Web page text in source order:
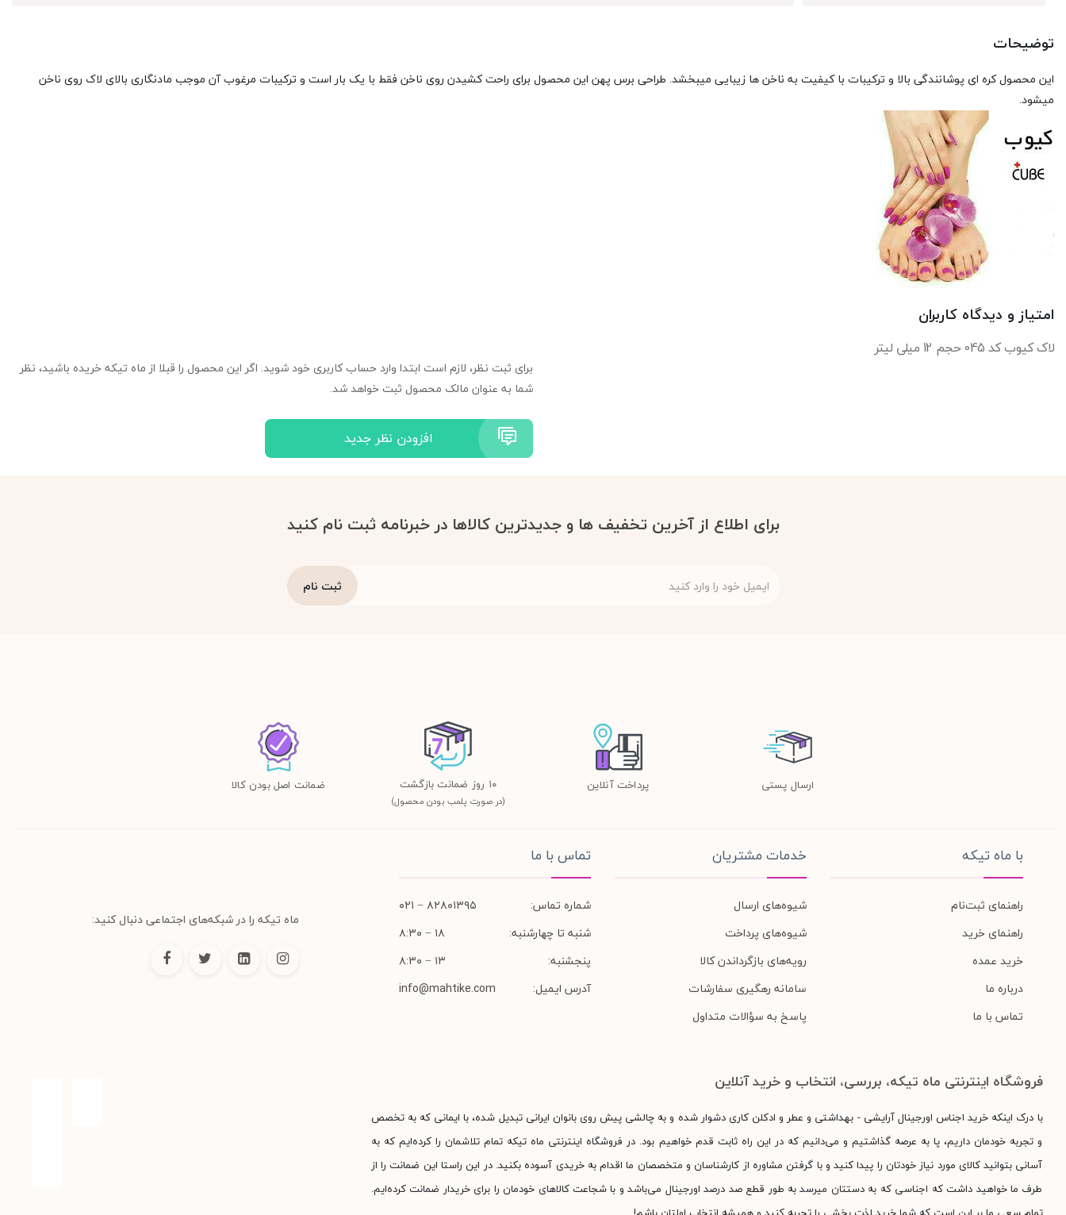
توضیحات
این محصول کره ای پوشانندگی بالا و ترکیبات با کیفیت به ناخن ها زیبایی میبخشد. طراحی برس پهن این محصول برای راحت کشیدن روی ناخن فقط با یک بار است و ترکیبات مرغوب آن موجب مادنگاری بالای لاک روی ناخن
میشود.
امتیاز و دیدگاه کاربران
لاک کیوب کد 045 حجم 12 میلی لیتر
برای ثبت نظر، لازم است ابتدا وارد حساب کاربری خود شوید. اگر این محصول را قبلا از ماه تیکه خریده باشید، نظر
شما به عنوان مالک محصول ثبت خواهد شد.
افزودن نظر جدید
برای اطلاع از آخرین تخفیف ها و جدیدترین کالاها در خبرنامه ثبت نام کنید
ارسال پستی پرداخت آنلاین ١٠ روز ضمانت بازگشت
(در صورت پلمب بودن محصول)
ضمانت اصل بودن کالا
با ماه تیکه
راهنمای ثبت‌نام
راهنمای خرید
خرید عمده
درباره ما
تماس با ما
خدمات مشتریان
شیوه‌های ارسال
شیوه‌های پرداخت
رویه‌های بازگرداندن کالا
سامانه رهگیری سفارشات
پاسخ به سؤالات متداول
تماس با ما
شماره تماس:
۸۲۸۰۱۳۹۵ − ۰۲۱
شنبه تا چهارشنبه:
۱۸ − ۸:۳۰
پنجشنبه:
۱۳ − ۸:۳۰
آدرس ایمیل:
info@mahtike.com
ماه تیکه را در شبکه‌های اجتماعی دنبال کنید:
فروشگاه اینترنتی ماه تیکه، بررسی، انتخاب و خرید آنلاین
با درک اینکه خرید اجناس اورجینال آرایشی - بهداشتی و عطر و ادکلن کاری دشوار شده و به چالشی پیش روی بانوان ایرانی تبدیل شده، با ایمانی که به تخصص
و تجربه خودمان داریم، پا به عرصه گذاشتیم و می‌دانیم که در این راه ثابت قدم خواهیم بود. در فروشگاه اینترنتی ماه تیکه تمام تلاشمان را کرده‌ایم که به
آسانی بتوانید کالای مورد نیاز خودتان را پیدا کنید و با گرفتن مشاوره از کارشناسان و متخصصان ما اقدام به خریدی آسوده بکنید. در این راستا این ضمانت را از
طرف ما خواهید داشت که اجناسی که به دستتان میرسد به طور قطع صد درصد اورجینال می‌باشد و با شجاعت کالاهای خودمان را برای خریدار ضمانت کرده‌ایم.